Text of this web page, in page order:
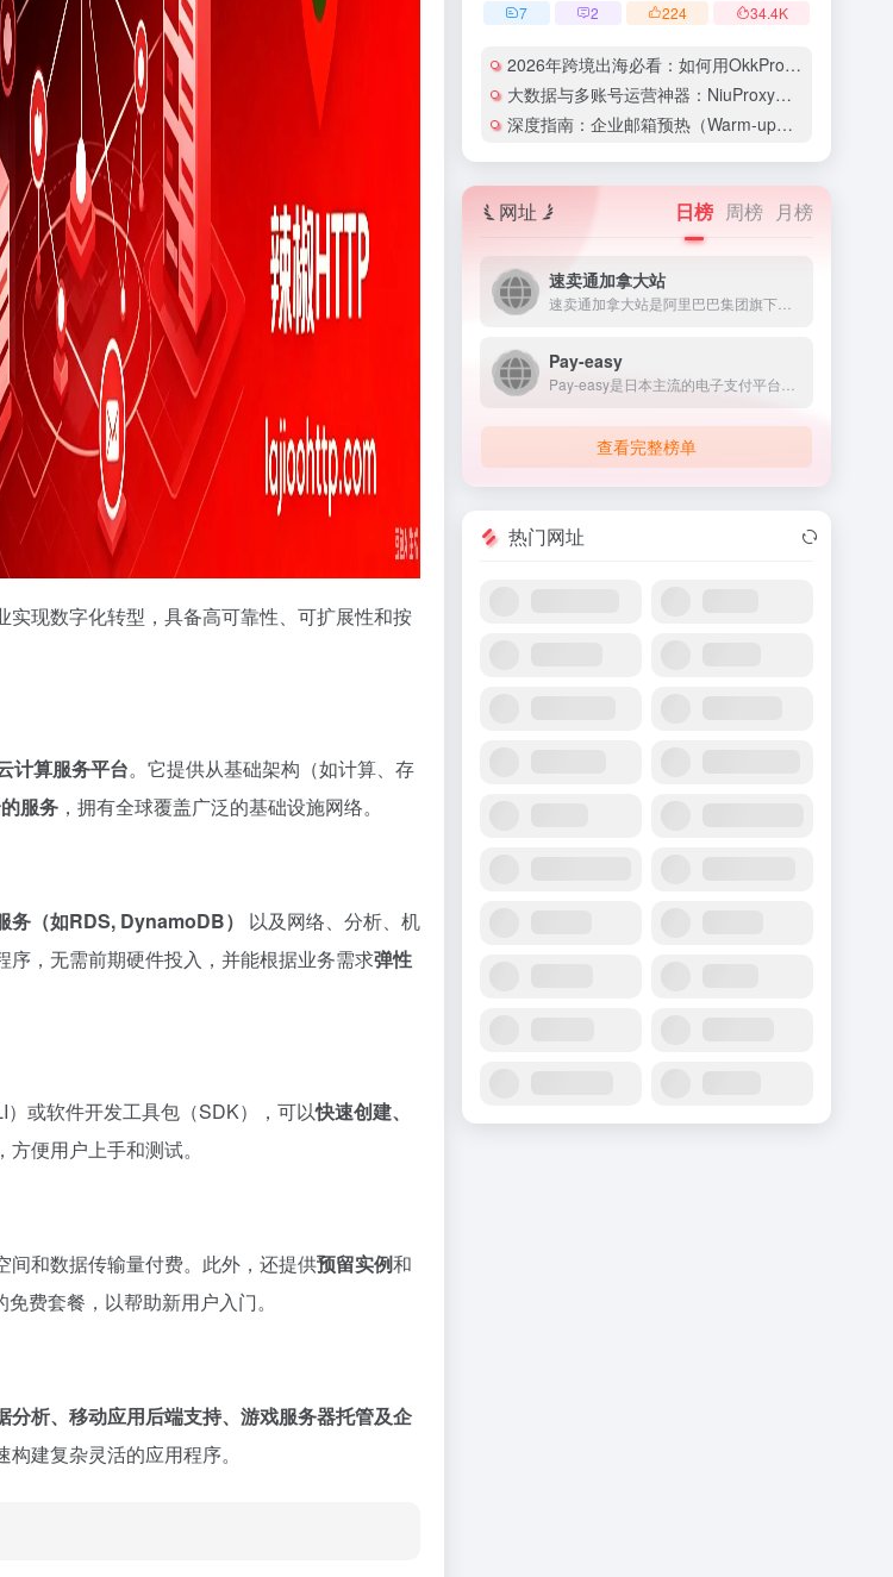
现数字化转型，具备高可靠性、可扩展性和按
计算服务平台。它提供从基础架构（如计算、存
服务 ，拥有全球覆盖广泛的基础设施网络。
务（如RDS, DynamoDB）
以及网络、分析、机
，无需前期硬件投入，并能根据业务需求弹性
或软件开发工具包（SDK），可以快速创建、
便用户上手和测试。
间和数据传输量付费。此外，还提供预留实例和
费套餐，以帮助新用户入门。
析、移动应用后端支持、游戏服务器托管及企
建复杂灵活的应用程序。
7 2 224 34.4K
2026年跨境出海必看：如何用OkkProxy彻底解决网络延迟与IP被封难题？
大数据与多账号运营神器：NiuProxy助力跨境工作室业务高效爆单！
深度指南：企业邮箱预热（Warm-up）的详细技巧与实操策略（含配图）
网址 日榜 周榜 月榜
速卖通加拿大站
Pay-easy
查看完整榜单
热门网址